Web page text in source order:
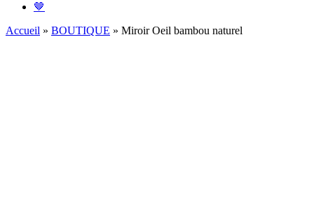
🤎
Accueil » BOUTIQUE » Miroir Oeil bambou naturel